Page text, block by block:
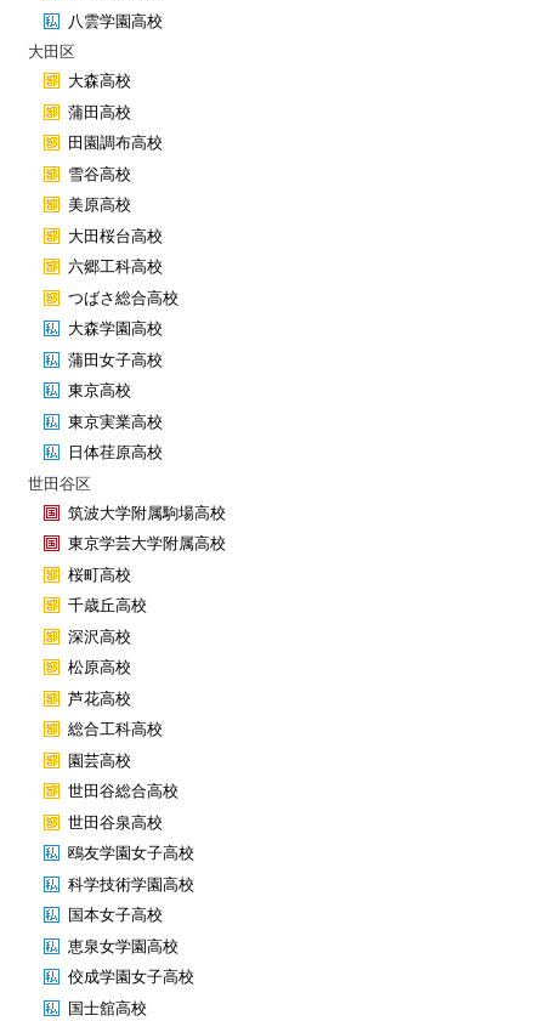
八雲学園高校
大田区
大森高校
蒲田高校
田園調布高校
雪谷高校
美原高校
大田桜台高校
六郷工科高校
つばさ総合高校
大森学園高校
蒲田女子高校
東京高校
東京実業高校
日体荏原高校
世田谷区
筑波大学附属駒場高校
東京学芸大学附属高校
桜町高校
千歳丘高校
深沢高校
松原高校
芦花高校
総合工科高校
園芸高校
世田谷総合高校
世田谷泉高校
鴎友学園女子高校
科学技術学園高校
国本女子高校
恵泉女学園高校
佼成学園女子高校
国士舘高校